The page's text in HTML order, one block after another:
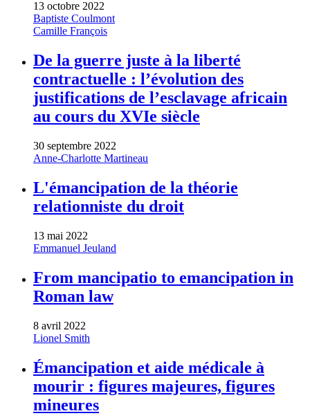
13 octobre 2022
Baptiste Coulmont
Camille François
De la guerre juste à la liberté
contractuelle : l’évolution des
justifications de l’esclavage africain
au cours du XVIe siècle
30 septembre 2022
Anne-Charlotte Martineau
L'émancipation de la théorie
relationniste du droit
13 mai 2022
Emmanuel Jeuland
From mancipatio to emancipation in
Roman law
8 avril 2022
Lionel Smith
Émancipation et aide médicale à
mourir : figures majeures, figures
mineures